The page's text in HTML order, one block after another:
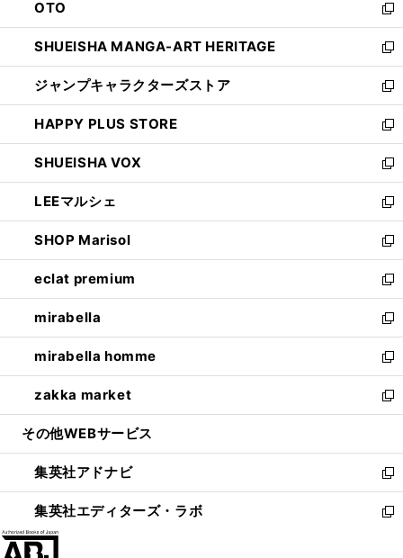
で
開
く
ド
ウ
で
開
く
OTO
新
し
い
ウ
ィ
ン
ド
ウ
で
開
く
SHUEISHA MANGA-ART HERITAGE
新
し
い
ウ
ィ
ン
ド
ウ
で
開
く
ジャンプキャラクターズストア
新
し
い
ウ
ィ
ン
ド
ウ
で
開
く
HAPPY PLUS STORE
新
し
い
ウ
ィ
ン
ド
ウ
で
開
く
SHUEISHA VOX
新
し
い
ウ
ィ
ン
ド
ウ
で
開
く
LEEマルシェ
新
し
い
ウ
ィ
ン
ド
ウ
で
開
く
SHOP Marisol
新
し
い
ウ
ィ
ン
ド
ウ
で
開
eclat premium
新
し
い
ウ
ィ
ン
ド
ウ
開
く
mirabella
新
し
い
ウ
ィ
ン
ウ
で
開
く
mirabella homme
新
し
い
ウ
ン
ド
ウ
で
zakka market
新
し
ウ
ィ
ン
ド
その他WEBサービス
集英社アドナビ
新
し
い
集英社エディターズ・ラボ
新